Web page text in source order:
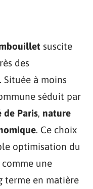
suscite
des
Située à moins
séduit par
de Paris, nature
. Ce choix
optimisation du
une
terme en matière